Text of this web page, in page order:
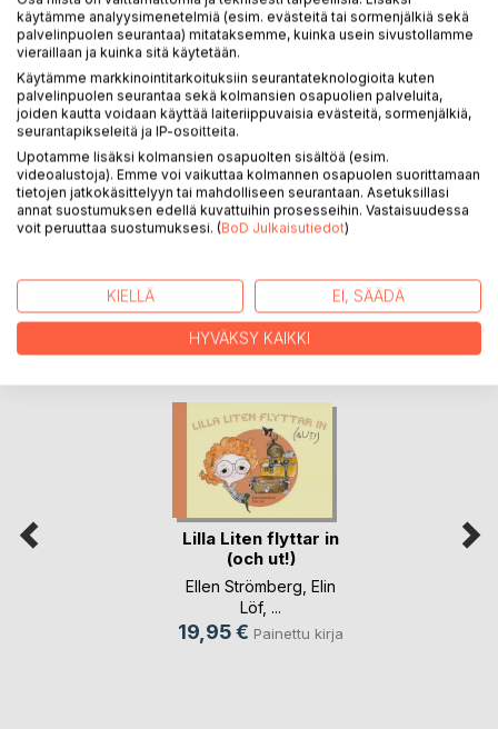
Pieni Pikkuruinen on rimmaava kuvakirja, jonka
Ordkonst/Sanataide- projekti on toteuttanut
KIRJAILIJA
LEHDISTÖARVOSTELUT
LUKIJA-ARVOSTELUT
LISÄÄ KIRJOJA BoD:LLA
Lilla Liten flyttar in
(och ut!)
Ellen Strömberg Elin
Löf, ...
19,95 € Painettu kirja
käytämme analyysimenetelmiä (esim. evästeitä tai sormenjälkiä sekä
palvelinpuolen seurantaa) mitataksemme, kuinka usein sivustollamme
vieraillaan ja kuinka sitä käytetään.
Käytämme markkinointitarkoituksiin seurantateknologioita kuten
palvelinpuolen seurantaa sekä kolmansien osapuolien palveluita,
joiden kautta voidaan käyttää laiteriippuvaisia evästeitä, sormenjälkiä,
seurantapikseleitä ja IP-osoitteita.
Upotamme lisäksi kolmansien osapuolten sisältöä (esim.
videoalustoja). Emme voi vaikuttaa kolmannen osapuolen suorittamaan
tietojen jatkokäsittelyyn tai mahdolliseen seurantaan. Asetuksillasi
annat suostumuksen edellä kuvattuihin prosesseihin. Vastaisuudessa
voit peruuttaa suostumuksesi. (BoD Julkaisutiedot)
KIELLÄ EI, SÄÄDÄ
HYVÄKSY KAIKKI